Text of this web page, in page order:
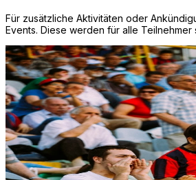
Für zusätzliche Aktivitäten oder
Events. Diese werden für alle Teilnehmer